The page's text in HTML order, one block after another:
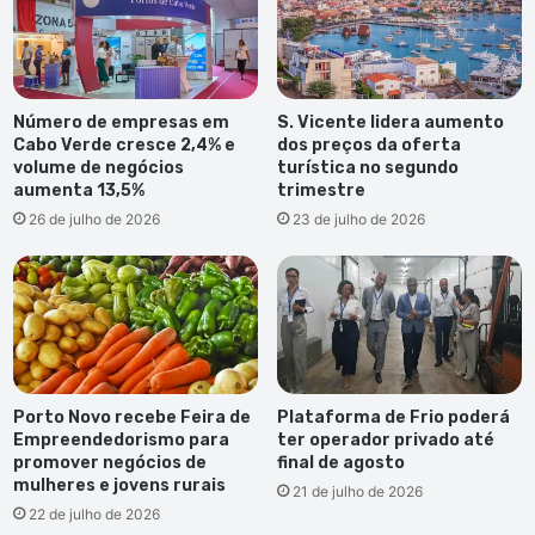
alojamento turístico. Evoca igualmente o volume de
investimento que a São Pedro Hills – Hotéis e Imobiliária
pretende realizar na zona, abrangendo, nomeadamente, as
áreas da infraestruturação básica necessárias à
implementação do projeto para justificar a celebração da
Convenção de Estabelecimento que entrou em vigor a 1
de julho.
de
Ribeirinha
Número de empresas em
Cabo Verde cresce 2,4% e
volume de negócios
aumenta 13,5%
26 de julho de 2026
S. Vicente lidera aumento
dos preços da oferta
turística no segundo
trimestre
23 de julho de 2026
Porto Novo recebe Feira de
Empreendedorismo para
promover negócios de
mulheres e jovens rurais
22 de julho de 2026
Plataforma de Frio poderá
ter operador privado até
final de agosto
21 de julho de 2026